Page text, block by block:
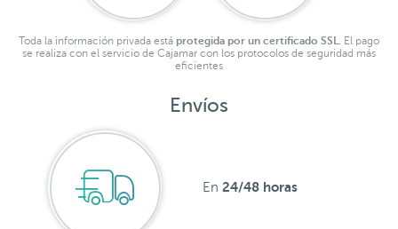
Toda la información privada está protegida por un certificado SSL. El pago
se realiza con el servicio de Cajamar con los protocolos de seguridad más
eficientes
Envíos
En 24/48 horas